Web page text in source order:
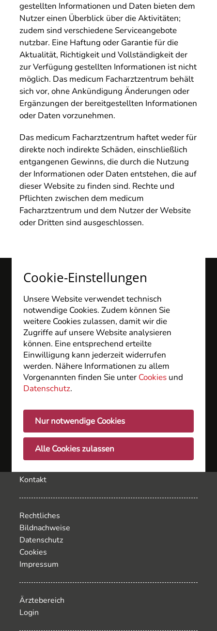
gestellten Informationen und Daten bieten dem
Nutzer einen Überblick über die Aktivitäten;
zudem sind verschiedene Serviceangebote
nutzbar. Eine Haftung oder Garantie für die
Aktualität, Richtigkeit und Vollständigkeit der
zur Verfügung gestellten Informationen ist nicht
möglich. Das medicum Facharztzentrum behält
sich vor, ohne Ankündigung Änderungen oder
Ergänzungen der bereitgestellten Informationen
oder Daten vorzunehmen.
Das medicum Facharztzentrum haftet weder für
direkte noch indirekte Schäden, einschließlich
entgangenen Gewinns, die durch die Nutzung
der Informationen oder Daten entstehen, die auf
dieser Website zu finden sind. Rechte und
Pflichten zwischen dem medicum
Facharztzentrum und dem Nutzer der Website
oder Dritten sind ausgeschlossen.
Cookie-Einstellungen
Unsere Website verwendet technisch
notwendige Cookies. Zudem können Sie
weitere Cookies zulassen, damit wir die
Zugriffe auf unsere Website analysieren
können. Eine entsprechend erteilte
Einwilligung kann jederzeit widerrufen
werden. Nähere Informationen zu allem
Vorgenannten finden Sie unter Cookies und
Datenschutz.
Nur notwendige Cookies
Alle Cookies zulassen
medicum Facharztzentrum
Wiesbaden GbR
Langenbeckplatz 2
D - 65189 Wiesbaden
Inhalt
Fachärzte
Service
Kontakt
Rechtliches
Bildnachweise
Datenschutz
Cookies
Impressum
Ärztebereich
Login